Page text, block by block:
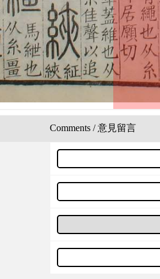
Comments / 意見留言